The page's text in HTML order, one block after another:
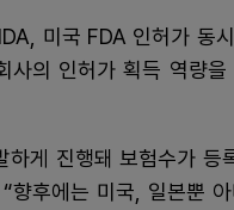
미국 FDA 인허가 동
의 인허가 획득 역량을
게 진행돼 보험수가 등
후에는 미국, 일본뿐